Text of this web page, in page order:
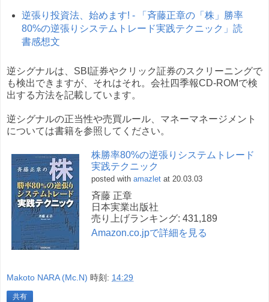
逆張り投資法、始めます! - 「斉藤正章の「株」勝率
80%の逆張りシステムトレード実践テクニック」読
書感想文
逆シグナルは、SBI証券やクリック証券のスクリーニングで
も検出できますが、それはそれ。会社四季報CD-ROMで検
出する方法を記載しています。
逆シグナルの正当性や売買ルール、マネーマネージメント
については書籍を参照してください。
株勝率80%の逆張りシステムトレード
実践テクニック
posted with amazlet at 20.03.03
斉藤 正章
日本実業出版社
売り上げランキング: 431,189
Amazon.co.jpで詳細を見る
Makoto NARA (Mc.N) 時刻: 14:29
共有